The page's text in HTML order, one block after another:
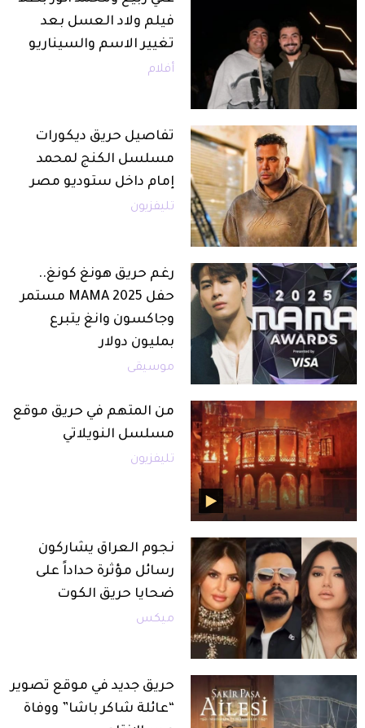
فيلم ولاد العسل بعد
تغيير الاسم والسيناريو
أفلام
تفاصيل حريق ديكورات
مسلسل الكنج لمحمد
إمام داخل ستوديو مصر
تليفزيون
رغم حريق هونغ كونغ..
حفل MAMA 2025 مستمر
وجاكسون وانغ يتبرع
بمليون دولار
موسيقى
من المتهم في حريق موقع
مسلسل النويلاتي
تليفزيون
نجوم العراق يشاركون
رسائل مؤثرة حداداً على
ضحايا حريق الكوت
ميكس
حريق جديد في موقع تصوير
“عائلة شاكر باشا” ووفاة